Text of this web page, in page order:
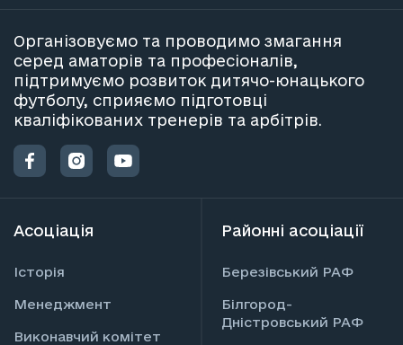
Організовуємо та проводимо змагання
серед аматорів та професіоналів,
підтримуємо розвиток дитячо-юнацького
футболу, сприяємо підготовці
кваліфікованих тренерів та арбітрів.
Асоціація
Історія
Менеджмент
Виконавчий комітет
Районні асоціації
Березівський РАФ
Білгород-
Дністровський РАФ